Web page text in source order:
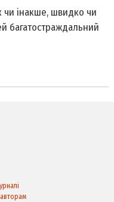
чи інакше, швидко чи
багатостраждальний